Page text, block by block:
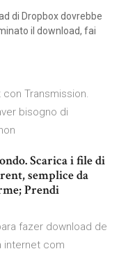
di Dropbox dovrebbe
il download, fai
Transmission.
bisogno di
Scarica i file di
semplice da
Prendi
fazer download de
internet com